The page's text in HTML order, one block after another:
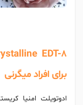
برای افراد میگرنی
ادوتویلت امنیا